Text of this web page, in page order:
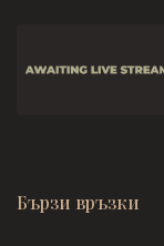
Бързи връзки